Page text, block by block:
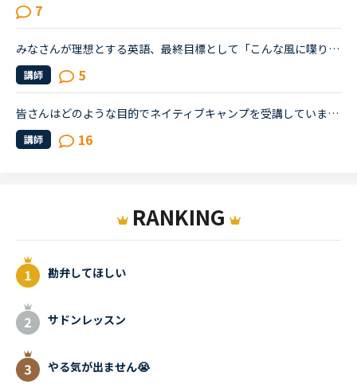
7
みなさんが理想とする英語、最終目標として「こんな風に喋りたい」と思う英語はどんな(だれの)英語ですか？私は、アメリカアクセントとイギリスRPの中間くらいの英語がよいな、とぼんやり考えていたのですが、最...
講師 5
皆さんはどのような目的でネイティブキャンプを受講していますか？こんにちは。私は中学3年生です。習った英語を使って海外の人と会話してみたいと思い、1ヶ月前に入会しました。授業は毎回楽しいですが、私は定...
講師 16
RANKING
勘弁してほしい
サドンレッスン
やる気が出ません😭